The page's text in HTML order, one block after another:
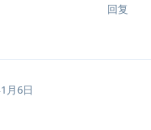
回复
月6日